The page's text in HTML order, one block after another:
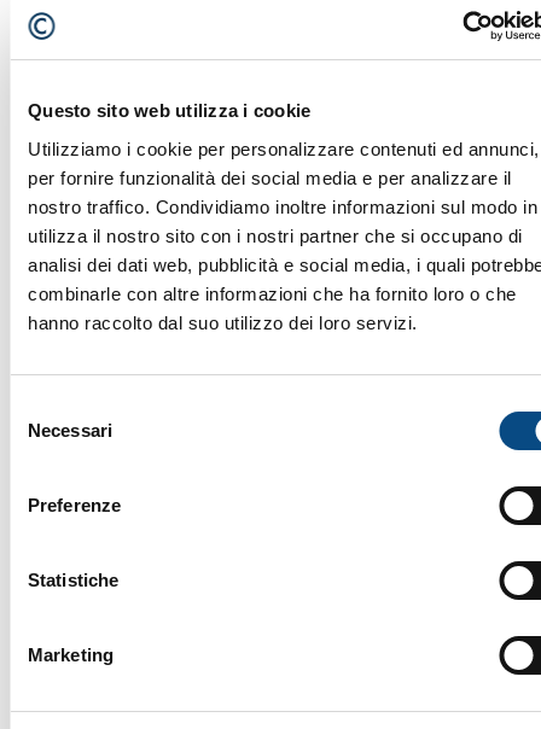
Questo sito web utilizza i cookie
Utilizziamo i cookie per personalizzare contenuti ed annunci,
per fornire funzionalità dei social media e per analizzare il
nostro traffico. Condividiamo inoltre informazioni sul modo
utilizza il nostro sito con i nostri partner che si occupano di
analisi dei dati web, pubblicità e social media, i quali
combinarle con altre informazioni che ha fornito loro o che
hanno raccolto dal suo utilizzo dei loro servizi.
delNecessari
Preferenze
Statistiche
Marketing
HOT WASH